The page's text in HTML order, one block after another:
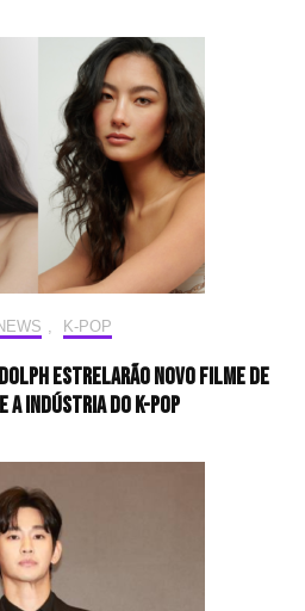
K-POP
estrelarão novo filme de
indústria do K-pop